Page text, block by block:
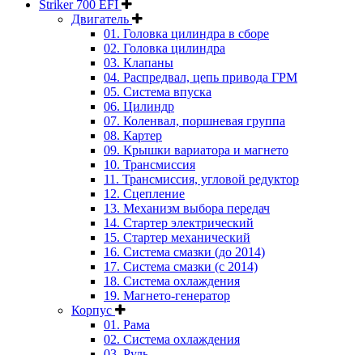
Striker 700 EFI
Двигатель
01. Головка цилиндра в сборе
02. Головка цилиндра
03. Клапаны
04. Распредвал, цепь привода ГРМ
05. Система впуска
06. Цилиндр
07. Коленвал, поршневая группа
08. Картер
09. Крышки вариатора и магнето
10. Трансмиссия
11. Трансмиссия, угловой редуктор
12. Сцепление
13. Механизм выбора передач
14. Стартер электрический
15. Стартер механический
16. Система смазки (до 2014)
17. Система смазки (с 2014)
18. Система охлаждения
19. Магнето-генератор
Корпус
01. Рама
02. Система охлаждения